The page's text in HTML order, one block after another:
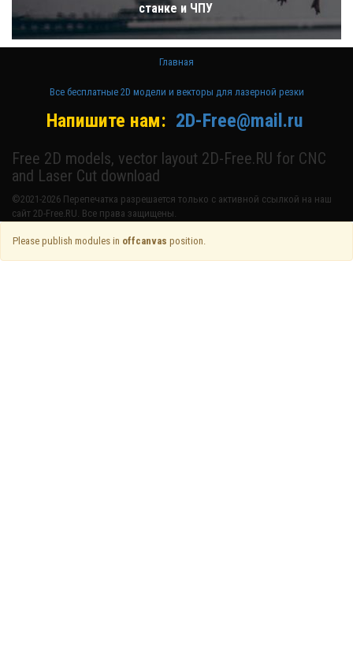
станке и ЧПУ
Главная
Все бесплатные 2D модели и векторы для лазерной резки
Напишите нам: 2D-Free@mail.ru
Free 2D models, vector layout 2D-Free.RU for CNC
and Laser Cut download
©2021-2026 Перепечатка разрешается только с активной ссылкой на наш
сайт 2D-Free.RU. Все права защищены.
Please publish modules in offcanvas position.